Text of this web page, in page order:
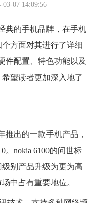
07 14:09:56
典的手机品牌，在手机
方面对其进行了详细
件配置、特色功能以及
望读者更加深入地了
推出的一款手机产品，
。nokia 6100的问世标
别产品升级为更为高
中占有重要地位。